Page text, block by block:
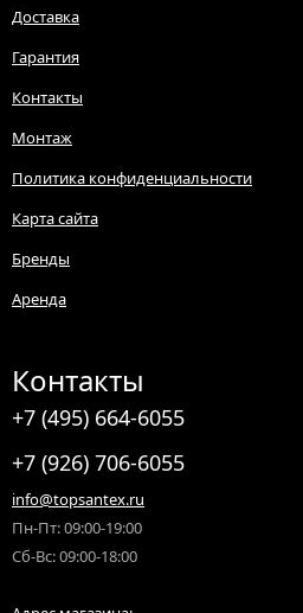
Доставка
Гарантия
Контакты
Монтаж
Политика конфиденциальности
Карта сайта
Бренды
Аренда
Контакты
+7 (495) 664-6055
+7 (926) 706-6055
info@topsantex.ru
Пн-Пт: 09:00-19:00
Сб-Вс: 09:00-18:00